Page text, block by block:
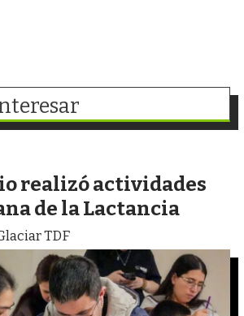
realizó actividades
de la Lactancia
TDF